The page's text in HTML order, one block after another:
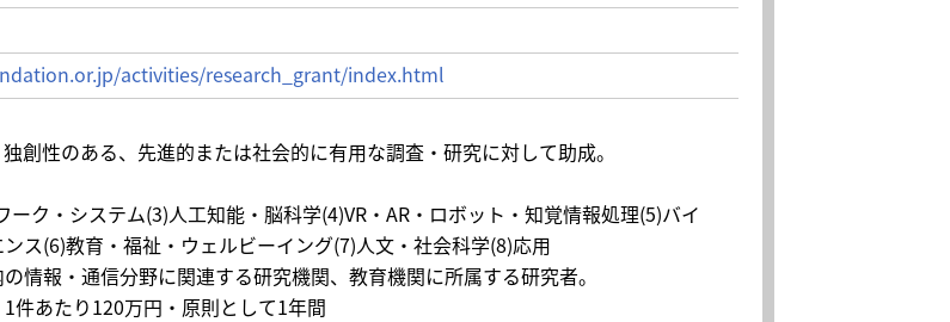
activities/research_grant/index.html
創性のある、先進的または社会的に有用な調査・研究に対して助成。
ーク・システム(3)人工知能・脳科学(4)VR・AR・ロボット・知覚情報処理(5)バイ
ス(6)教育・福祉・ウェルビーイング(7)人文・社会科学(8)応用
の情報・通信分野に関連する研究機関、教育機関に所属する研究者。
1件あたり120万円・原則として1年間